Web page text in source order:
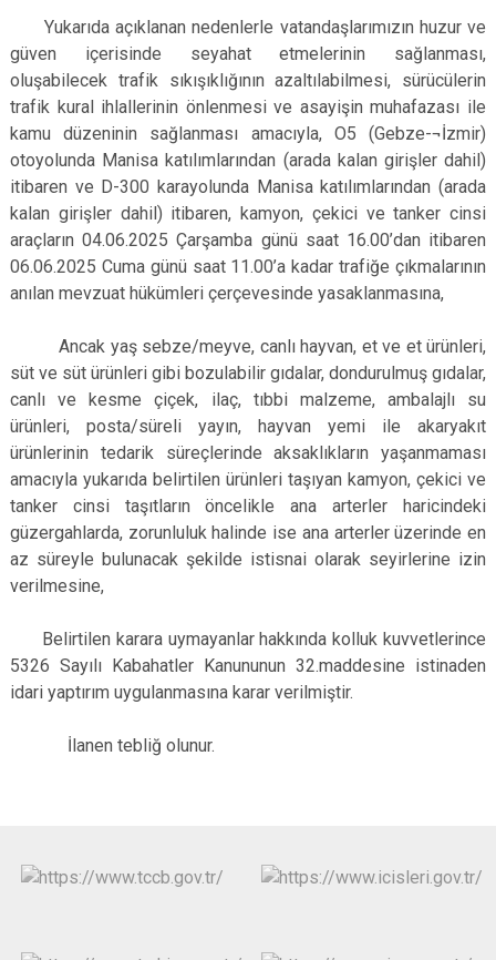
Yukarıda açıklanan nedenlerle vatandaşlarımızın huzur ve
güven içerisinde seyahat etmelerinin sağlanması,
oluşabilecek trafik sıkışıklığının azaltılabilmesi, sürücülerin
trafik kural ihlallerinin önlenmesi ve asayişin muhafazası ile
kamu düzeninin sağlanması amacıyla, O5 (Gebze-¬İzmir)
otoyolunda Manisa katılımlarından (arada kalan girişler dahil)
itibaren ve D-300 karayolunda Manisa katılımlarından (arada
kalan girişler dahil) itibaren, kamyon, çekici ve tanker cinsi
araçların 04.06.2025 Çarşamba günü saat 16.00’dan itibaren
06.06.2025 Cuma günü saat 11.00’a kadar trafiğe çıkmalarının
anılan mevzuat hükümleri çerçevesinde yasaklanmasına,
Ancak yaş sebze/meyve, canlı hayvan, et ve et ürünleri,
süt ve süt ürünleri gibi bozulabilir gıdalar, dondurulmuş gıdalar,
canlı ve kesme çiçek, ilaç, tıbbi malzeme, ambalajlı su
ürünleri, posta/süreli yayın, hayvan yemi ile akaryakıt
ürünlerinin tedarik süreçlerinde aksaklıkların yaşanmaması
amacıyla yukarıda belirtilen ürünleri taşıyan kamyon, çekici ve
tanker cinsi taşıtların öncelikle ana arterler haricindeki
güzergahlarda, zorunluluk halinde ise ana arterler üzerinde en
az süreyle bulunacak şekilde istisnai olarak seyirlerine izin
verilmesine,
Belirtilen karara uymayanlar hakkında kolluk kuvvetlerince
5326 Sayılı Kabahatler Kanununun 32.maddesine istinaden
idari yaptırım uygulanmasına karar verilmiştir.
İlanen tebliğ olunur.